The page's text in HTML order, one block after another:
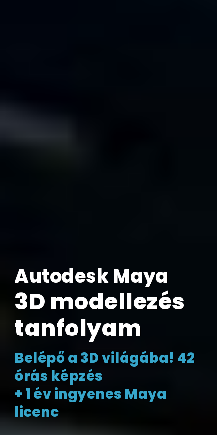
Autodesk Maya
3D modellezés
tanfolyam
Belépő a 3D világába! 42
órás képzés
+ 1 év ingyenes Maya
licenc